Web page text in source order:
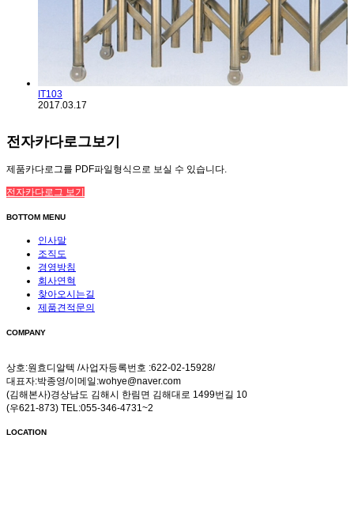
IT103
2017.03.17
전자카다로그보기
제품카다로그를 PDF파일형식으로 보실 수 있습니다.
전자카다로그 보기
BOTTOM MENU
인사말
조직도
경영방침
회사연혁
찾아오시는길
제품견적문의
COMPANY
상호:원효디알텍 /사업자등록번호 :622-02-15928/
대표자:박종영/이메일:wohye@naver.com
(김해본사)경상남도 김해시 한림면 김해대로 1499번길 10
(우621-873) TEL:055-346-4731~2
LOCATION